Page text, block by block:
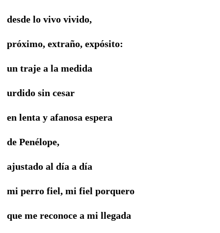
desde lo vivo vivido,
próximo, extraño, expósito:
un traje a la medida
urdido sin cesar
en lenta y afanosa espera
de Penélope,
ajustado al día a día
mi perro fiel, mi fiel porquero
que me reconoce a mi llegada